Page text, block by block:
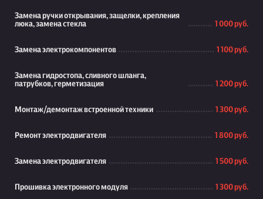
Замена ручки открывания, защелки, крепления
люка, замена стекла
1 000 руб.
Замена электрокомпонентов 1 100 руб.
Замена гидростопа, сливного шланга,
патрубков, герметизация
1 200 руб.
Монтаж/демонтаж встроенной техники 1 300 руб.
Ремонт электродвигателя 1 800 руб.
Замена электродвигателя 1 500 руб.
Прошивка электронного модуля 1 300 руб.